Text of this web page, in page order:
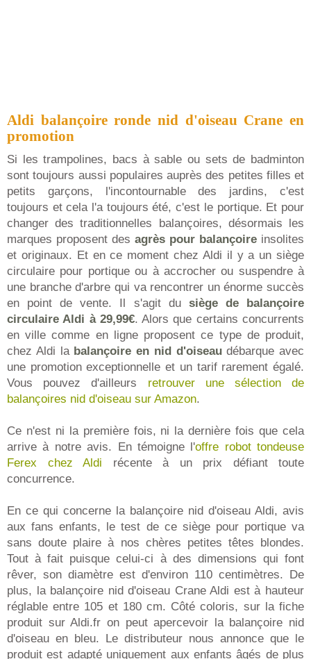
Aldi balançoire ronde nid d'oiseau Crane en
promotion
Si les trampolines, bacs à sable ou sets de badminton
sont toujours aussi populaires auprès des petites filles et
petits garçons, l'incontournable des jardins, c'est
toujours et cela l'a toujours été, c'est le portique. Et pour
changer des traditionnelles balançoires, désormais les
marques proposent des agrès pour balançoire insolites
et originaux. Et en ce moment chez Aldi il y a un siège
circulaire pour portique ou à accrocher ou suspendre à
une branche d'arbre qui va rencontrer un énorme succès
en point de vente. Il s'agit du siège de balançoire
circulaire Aldi à 29,99€. Alors que certains concurrents
en ville comme en ligne proposent ce type de produit,
chez Aldi la balançoire en nid d'oiseaudébarque avec
une promotion exceptionnelle et un tarif rarement égalé.
Vous pouvez d'ailleurs retrouver une sélection de
balançoires nid d'oiseau sur Amazon.
Ce n'est ni la première fois, ni la dernière fois que cela
arrive à notre avis. En témoigne l'offre robot tondeuse
Ferex chez Aldi récente à un prix défiant toute
concurrence.
En ce qui concerne la balançoire nid d'oiseau Aldi, avis
aux fans enfants, le test de ce siège pour portique va
sans doute plaire à nos chères petites têtes blondes.
Tout à fait puisque celui-ci à des dimensions qui font
rêver, son diamètre est d'environ 110 centimètres. De
plus, la balançoire nid d'oiseau Crane Aldi est à hauteur
réglable entre 105 et 180 cm. Côté coloris, sur la fiche
produit sur Aldi.fr on peut apercevoir la balançoire nid
d'oiseau en bleu. Le distributeur nous annonce que le
produit est adapté uniquement aux enfants âgés de plus